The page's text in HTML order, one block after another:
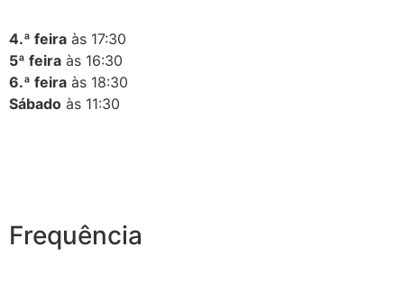
4.ª feira às 17:30
5ª feira às 16:30
6.ª feira às 18:30
Sábado às 11:30
Frequência